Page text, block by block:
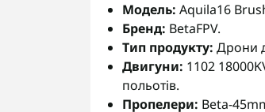
Модель: Aquila16
Бренд: BetaFPV.
Тип продукту: Дрони
Двигуни: 1102
польотів.
Пропелери: Beta-